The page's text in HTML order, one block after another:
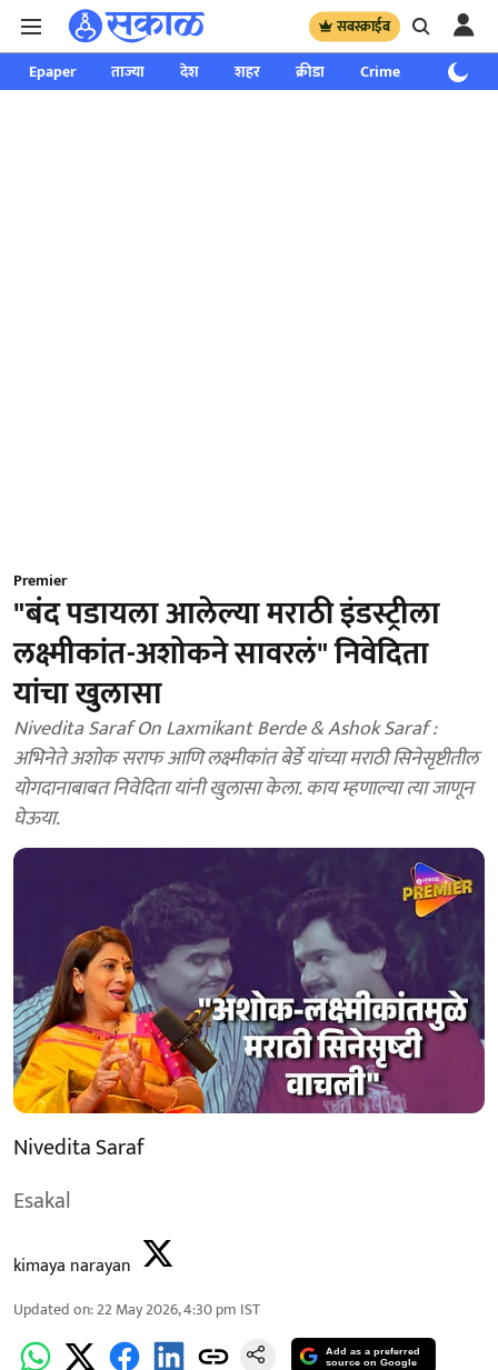
सबस्क्राईब
Epaper ताज्या देश शहर क्रीडा Crime साप्ताहिक
Premier
"बंद पडायला आलेल्या मराठी इंडस्ट्रीला
लक्ष्मीकांत-अशोकने सावरलं" निवेदिता
यांचा खुलासा
Nivedita Saraf On Laxmikant Berde & Ashok Saraf :
अभिनेते अशोक सराफ आणि लक्ष्मीकांत बेर्डे यांच्या मराठी सिनेसृष्टीतील
योगदानाबाबत निवेदिता यांनी खुलासा केला. काय म्हणाल्या त्या जाणून
घेऊया.
Nivedita Saraf
Esakal
kimaya narayan
Updated on:22 May 2026, 4:30 pm IST
Add as a preferred
source on Google